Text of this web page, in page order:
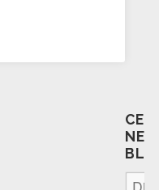
NEL